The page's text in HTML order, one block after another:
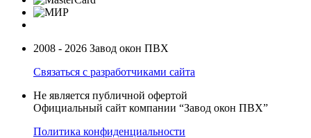
2008 - 2026 Завод окон ПВХ
Связаться с разработчиками сайта
Не является публичной офертой
Официальный сайт компании “Завод окон ПВХ”
Политика конфиденциальности